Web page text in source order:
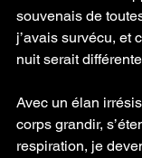
souvenais de
j’avais survécu, et
nuit serait
Avec un élan
corps grandir,
respiration, je